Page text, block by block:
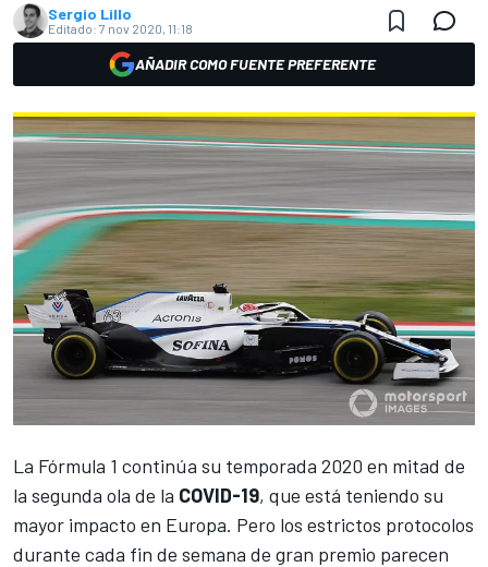
Sergio Lillo
Editado: 7 nov 2020, 11:18
AÑADIR COMO FUENTE PREFERENTE
La Fórmula 1 continúa su temporada 2020 en mitad de
la segunda ola de la COVID-19, que está teniendo su
mayor impacto en Europa. Pero los estrictos protocolos
durante cada fin de semana de gran premio parecen